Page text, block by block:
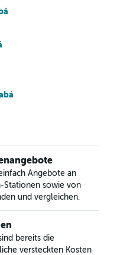
Cuiabá
Cuiabá
Angebote an
Stationen sowie von
und vergleichen.
bereits die
versteckten Kosten